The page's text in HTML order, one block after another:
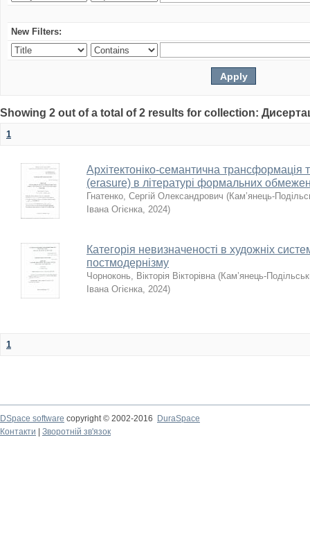
New Filters:
Showing 2 out of a total of 2 results for collection:
1
Архітектоніко-семантична трансформація
(erasure) в літературі формальних
Гнатенко, Сергій Олександрович (Кам’янець-
Івана Огієнка, 2024)
Категорія невизначеності в художніх
постмодернізму
Чорноконь, Вікторія Вікторівна (Кам’янець-
Івана Огієнка, 2024)
1
DSpace software copyright © 2002-2016
DuraSpace
Контакти
Зворотній зв'язок